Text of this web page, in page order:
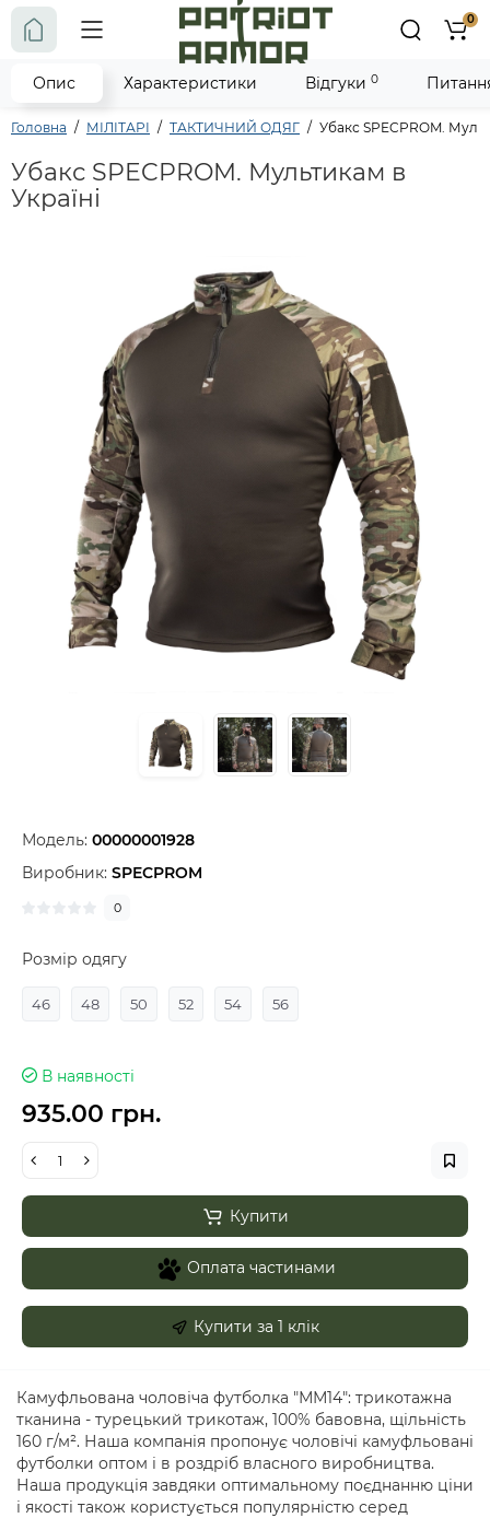
0
Головна МІЛІТАРІ ТАКТИЧНИЙ ОДЯГ Убакс SPECPROM.
Убакс SPECPROM. Мультикам в
Україні
Модель: 00000001928
Виробник: SPECPROM
0
Розмір одягу
46 48 50 52 54 56
В наявності
935.00 грн.
Купити
Оплата частинами
Купити за 1 клiк
Опис Характеристики Відгуки 0
Камуфльована чоловіча футболка "ММ14": трикотажна
тканина - турецький трикотаж, 100% бавовна, щільність
160 г/м². Наша компанія пропонує чоловічі камуфльовані
футболки оптом і в роздріб власного виробництва.
Наша продукція завдяки оптимальному поєднанню ціни
і якості також користується популярністю серед